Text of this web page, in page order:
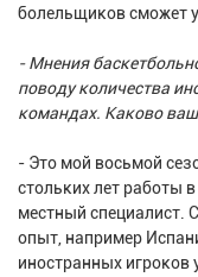
болельщиков сможет
- Мнения
поводу количества
командах. Каково
- Это мой восьмой
стольких лет работы
местный специалист.
опыт, например
иностранных игроков